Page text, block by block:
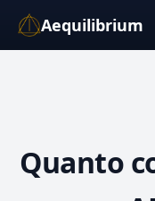
Aequilibrium
Quanto